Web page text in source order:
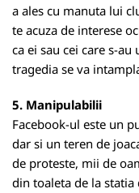
a ales cu manuta lui
te acuza de interese
ca ei sau cei care s-
tragedia se va
5. Manipulabilii
Facebook-ul este un
dar si un teren de
de proteste, mii de
din toaleta de la